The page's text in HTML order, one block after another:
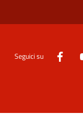
Seguici su